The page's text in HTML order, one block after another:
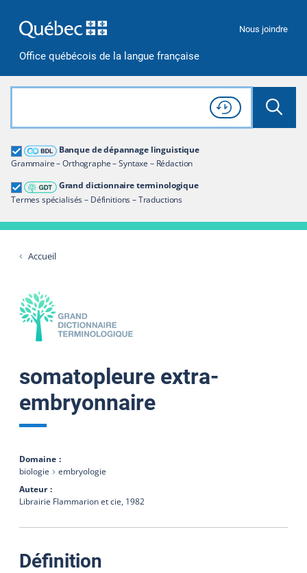
Office québécois de la langue française
Nous joindre
Rechercher dans tout le site
Lancer
Consulter l'
Historique
de recherche
Banque de dépannage linguistique
Grammaire – Orthographe – Syntaxe – Rédaction
Grand dictionnaire terminologique
Termes spécialisés – Définitions – Traductions
Grand dictionnaire terminologique
Restreindre aux termes
Accueil
somatopleure extra-
embryonnaire
Domaine
biologie
embryologie
Auteur
Librairie Flammarion et cie, 1982
Définition